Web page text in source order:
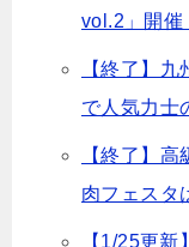
vol.2」開催
【終了】
で人気力士
【終了】
肉フェスタ
【1/25更